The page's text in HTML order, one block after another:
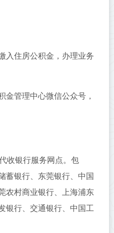
入住房公积金，办理业务
金管理中心微信公众号，
收银行服务网点。包
蓄银行、东莞银行、中国
农村商业银行、上海浦东
银行、交通银行、中国工